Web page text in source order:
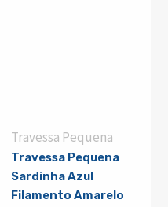
Travessa Pequena
Travessa Pequena
Sardinha Azul
Filamento Amarelo